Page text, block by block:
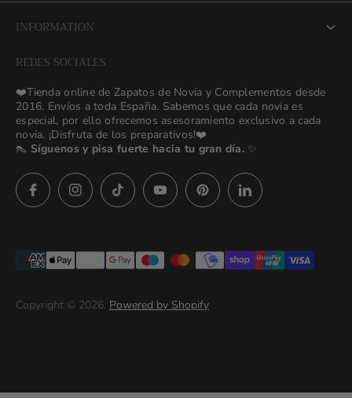
REDES SOCIALES
❤️Tienda online de Zapatos de Novia y Complementos desde
2016. Envíos a toda España. Sabemos que cada novia es
especial, por ello ofrecemos asesoramiento exclusivo a cada
novia. ¡Disfruta de los preparativos!❤️
👠 Síguenos y pisa fuerte hacia tu gran día. ✨
Search
contact us
Asesoras👰🏻24h 627 23 25 76
INFORMATION
⭐ Opiniones de Nuestras Novias 👰🏻
💒 Novias Reales 💍✨
🚚 Envío y Cambios
Política de Privacidad
Imágenes descargables
Politica de privacidad (prueba)
Copyright © 2026. Powered by Shopify